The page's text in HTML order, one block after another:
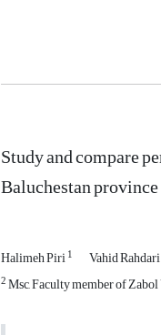
Study and compare
Baluchestan province
Halimeh Piri1 Vahid Rahdari
2Msc, Faculty member of